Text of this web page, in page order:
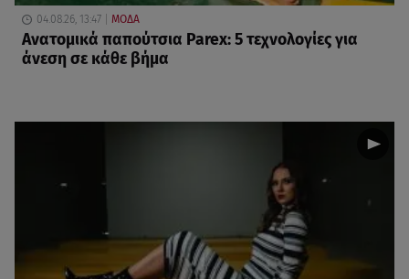
04.08.26, 13:47 ΜΟΔΑ
Ανατομικά παπούτσια Parex: 5 τεχνολογίες για
άνεση σε κάθε βήμα